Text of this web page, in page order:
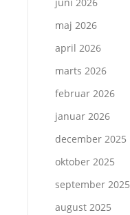
juni 2026
maj 2026
april 2026
marts 2026
februar 2026
januar 2026
december 2025
oktober 2025
september 2025
august 2025